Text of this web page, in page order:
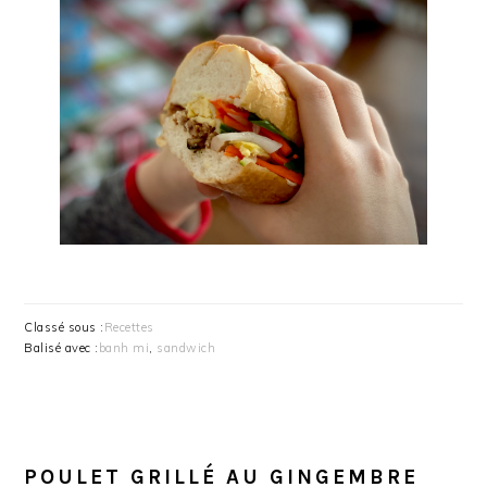
Classé sous : Recettes
Balisé avec : banh mi, sandwich
POULET GRILLÉ AU GINGEMBRE